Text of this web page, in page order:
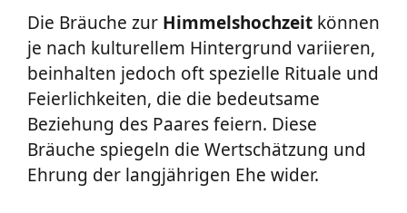
Die Bräuche zur Himmelshochzeit können
je nach kulturellem Hintergrund variieren,
beinhalten jedoch oft spezielle Rituale und
Feierlichkeiten, die die bedeutsame
Beziehung des Paares feiern. Diese
Bräuche spiegeln die Wertschätzung und
Ehrung der langjährigen Ehe wider.